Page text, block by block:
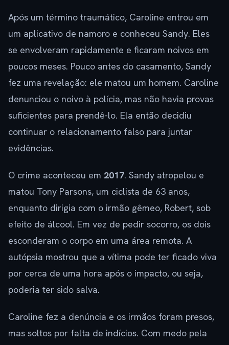
Após um término traumático, Caroline entrou em
um aplicativo de namoro e conheceu Sandy. Eles
se envolveram rapidamente e ficaram noivos em
poucos meses. Pouco antes do casamento, Sandy
fez uma revelação: ele matou um homem. Caroline
denunciou o noivo à polícia, mas não havia provas
suficientes para prendê-lo. Ela então decidiu
continuar o relacionamento falso para juntar
evidências.
O crime aconteceu em 2017. Sandy atropelou e
matou Tony Parsons, um ciclista de 63 anos,
enquanto dirigia com o irmão gêmeo, Robert, sob
efeito de álcool. Em vez de pedir socorro, os dois
esconderam o corpo em uma área remota. A
autópsia mostrou que a vítima pode ter ficado viva
por cerca de uma hora após o impacto, ou seja,
poderia ter sido salva.
Caroline fez a denúncia e os irmãos foram presos,
mas soltos por falta de indícios. Com medo pela